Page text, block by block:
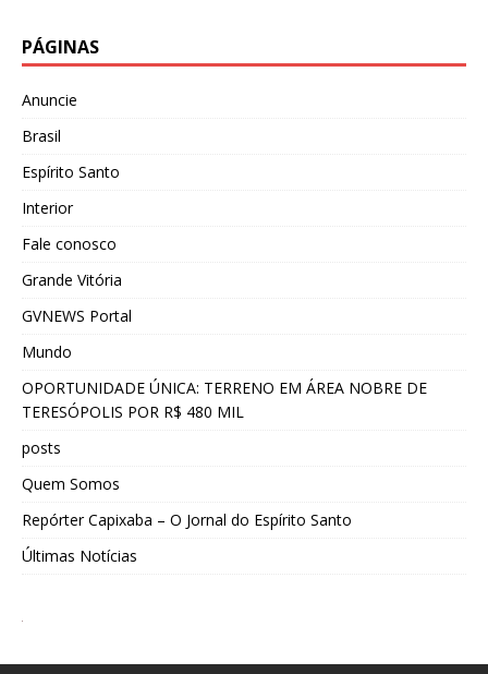
PÁGINAS
Anuncie
Brasil
Espírito Santo
Interior
Fale conosco
Grande Vitória
GVNEWS Portal
Mundo
OPORTUNIDADE ÚNICA: TERRENO EM ÁREA NOBRE DE
TERESÓPOLIS POR R$ 480 MIL
posts
Quem Somos
Repórter Capixaba – O Jornal do Espírito Santo
Últimas Notícias